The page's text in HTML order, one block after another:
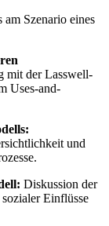
Szenario eines
mit der Lasswell-
Uses-and-
und
Diskussion der
Einflüsse